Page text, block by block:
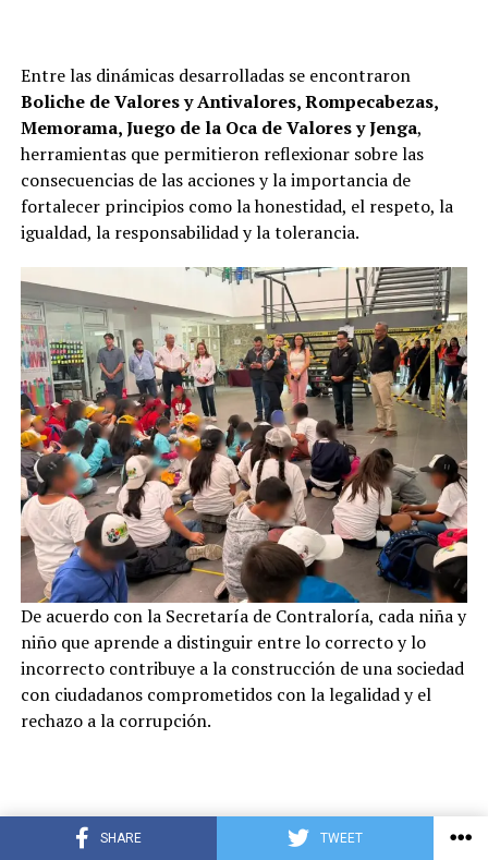
SHARE TWEET
Entre las dinámicas desarrolladas se encontraron
Boliche de Valores y Antivalores, Rompecabezas,
Memorama, Juego de la Oca de Valores y Jenga,
herramientas que permitieron reflexionar sobre las
consecuencias de las acciones y la importancia de
fortalecer principios como la honestidad, el respeto, la
igualdad, la responsabilidad y la tolerancia.
De acuerdo con la Secretaría de Contraloría, cada niña y
niño que aprende a distinguir entre lo correcto y lo
incorrecto contribuye a la construcción de una sociedad
con ciudadanos comprometidos con la legalidad y el
rechazo a la corrupción.